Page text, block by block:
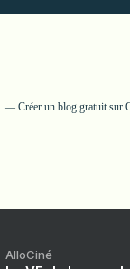
Créer un blog gratuit sur
AlloCiné